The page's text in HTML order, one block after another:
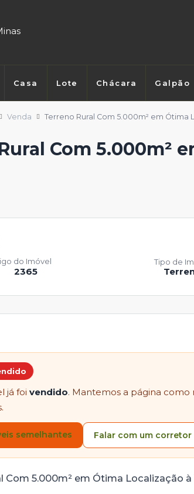
Casa Lote Chácara Galpão
Venda Terreno Rural Com 5.000m² em Ótima
Com 5.000m²
2365
do Imóvel Tipo de
já foi vendido. Mantemos a página
semelhantes Falar com um corretor
Com 5.000m² em Ótima Localização à